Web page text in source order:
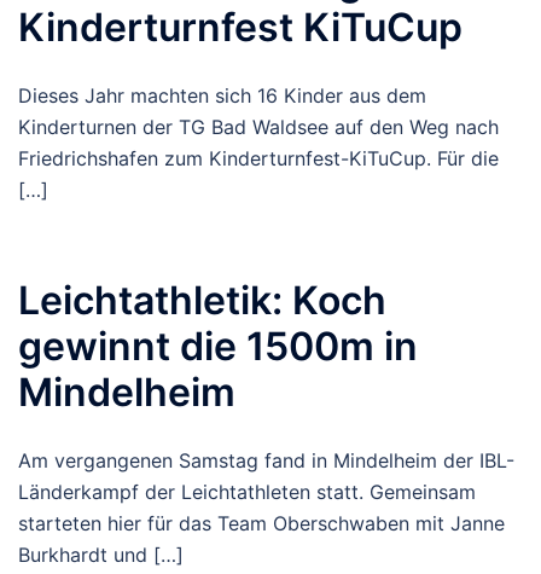
Kinderturnfest KiTuCup
Dieses Jahr machten sich 16 Kinder aus dem
Kinderturnen der TG Bad Waldsee auf den Weg nach
Friedrichshafen zum Kinderturnfest-KiTuCup. Für die
[…]
Leichtathletik: Koch
gewinnt die 1500m in
Mindelheim
Am vergangenen Samstag fand in Mindelheim der IBL-
Länderkampf der Leichtathleten statt. Gemeinsam
starteten hier für das Team Oberschwaben mit Janne
Burkhardt und […]